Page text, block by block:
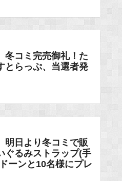
冬コミ完売御礼！た
とらっぷ、当選者発
明日より冬コミで販
ぐるみストラップ(手
ーンと10名様にプレ